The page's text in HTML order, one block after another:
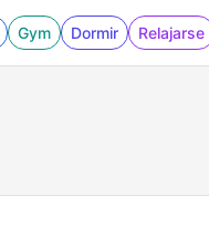
Gym Dormir Relajarse